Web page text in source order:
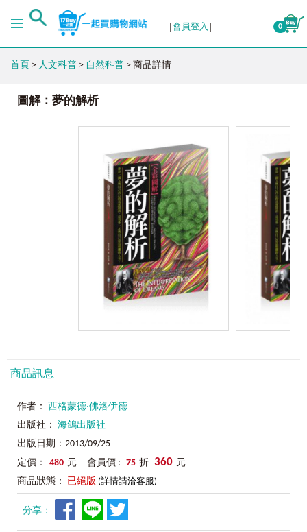
會員登入 0
首頁 > 人文科普 > 自然科普 > 商品詳情
圖解：夢的解析
商品訊息
作者： 西格蒙德‧佛洛伊德
出版社： 海鴿出版社
出版日期：2013/09/25
定價：
480 元 會員價 : 75 折 360 元
商品狀態： 已絕版 (詳情請洽客服)
分享：